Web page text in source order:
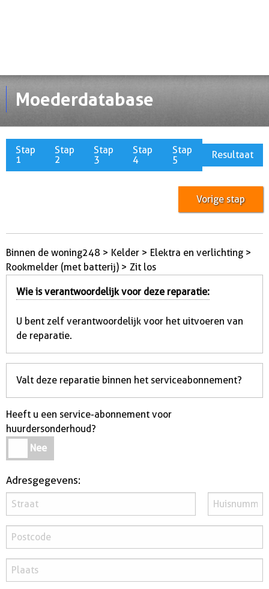
Moederdatabase
Stap
1
Stap
2
Stap
3
Stap
4
Stap
5
Resultaat
Vorige stap
Binnen de woning248 > Kelder > Elektra en verlichting >
Rookmelder (met batterij) > Zit los
Wie is verantwoordelijk voor deze reparatie:
U bent zelf verantwoordelijk voor het uitvoeren van
de reparatie.
Valt deze reparatie binnen het serviceabonnement?
Heeft u een service-abonnement voor
huurdersonderhoud?
u
een
service-
voor
huurdersonderhoud
Nee
Adresgegevens: